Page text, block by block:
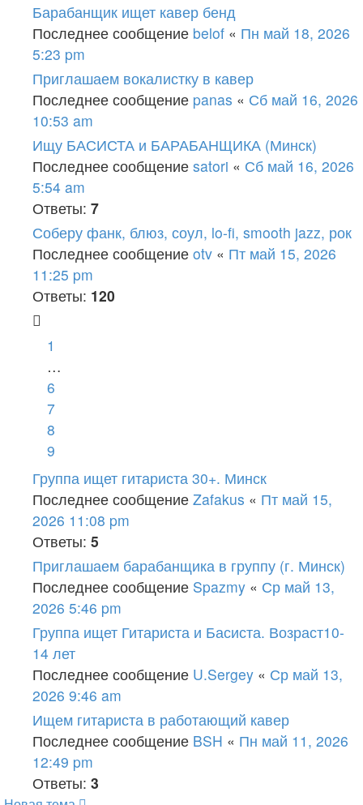
Барабанщик ищет кавер бенд
Последнее сообщение belof « Пн май 18, 2026
5:23 pm
Приглашаем вокалистку в кавер
Последнее сообщение panas « Сб май 16, 2026
10:53 am
Ищу БАСИСТА и БАРАБАНЩИКА (Минск)
Последнее сообщение satori « Сб май 16, 2026
5:54 am
Ответы: 7
Соберу фанк, блюз, соул, lo-fi, smooth jazz, рок
Последнее сообщение otv « Пт май 15, 2026
11:25 pm
Ответы: 120
1
…
6
7
8
9
Группа ищет гитариста 30+. Минск
Последнее сообщение Zafakus « Пт май 15,
2026 11:08 pm
Ответы: 5
Приглашаем барабанщика в группу (г. Минск)
Последнее сообщение Spazmy « Ср май 13,
2026 5:46 pm
Группа ищет Гитариста и Басиста. Возраст10-
14 лет
Последнее сообщение U.Sergey « Ср май 13,
2026 9:46 am
Ищем гитариста в работающий кавер
Последнее сообщение BSH « Пн май 11, 2026
12:49 pm
Ответы: 3